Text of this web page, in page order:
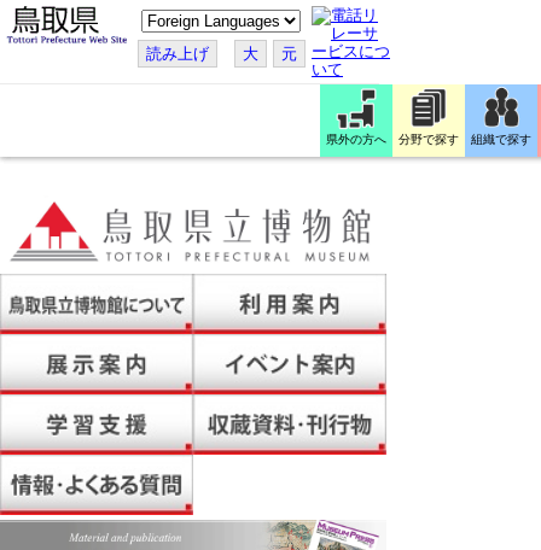
こ
の
ペ
ー
す
読み上げ 大 元
県外の方へ 分野で探す 組織で探す